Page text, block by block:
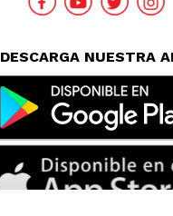
DESCARGA NUESTRA